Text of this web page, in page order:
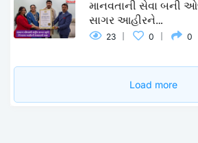
માનવતાની સેવા બની
સાગર આહીરને…
23 0 0
Load more